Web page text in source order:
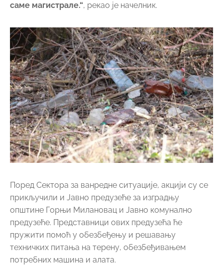
саме магистрале.“, рекао је начелник.
Поред Сектора за ванредне ситуације, акцији су се
прикључили и Јавно предузеће за изградњу
општине Горњи Милановац и Јавно комунално
предузеће. Представници ових предузећа ће
пружити помоћ у обезбеђењу и решавању
техничких питања на терену, обезбеђивањем
потребних машина и алата.